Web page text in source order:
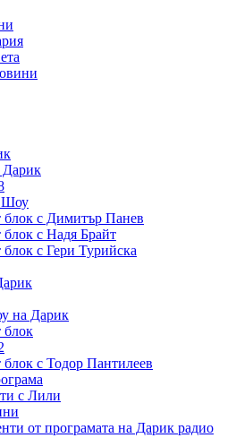
Дарик
Шоу
блок с Димитър Панев
с Надя Брайт
с Гери Турийска
на Дарик
блок
с Тодор Пантилеев
с Лили
от програмата на Дарик радио